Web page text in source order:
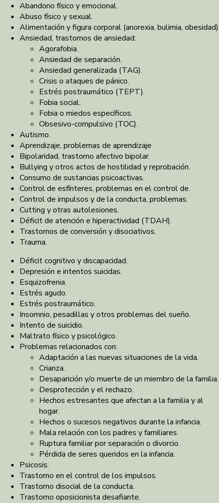
Abandono físico y emocional.
Abuso físico y sexual.
Alimentación y figura corporal (anorexia, bulimia, obesidad)
Ansiedad, trastornos de ansiedad:
Agorafobia.
Ansiedad de separación.
Ansiedad generalizada (TAG).
Crisis o ataques de pánico.
Estrés postraumático (TEPT).
Fobia social.
Fobia o miedos específicos.
Obsesivo-compulsivo (TOC).
Autismo.
Aprendizaje, problemas de aprendizaje
Bipolaridad, trastorno afectivo bipolar.
Bullying y otros actos de hostilidad y reprobación.
Consumo de sustancias psicoactivas.
Control de esfínteres, problemas en el control de.
Control de impulsos y de la conducta, problemas.
Cutting y otras autolesiones.
Déficit de atención e hiperactividad (TDAH).
Trastornos de conversión y disociativos.
Trauma.
Déficit cognitivo y discapacidad.
Depresión e intentos suicidas.
Esquizofrenia.
Estrés agudo.
Estrés postraumático.
Insomnio, pesadillas y otros problemas del sueño.
Intento de suicidio.
Maltrato físico y psicológico.
Problemas relacionados con:
Adaptación a las nuevas situaciones de la vida.
Crianza.
Desaparición y/o muerte de un miembro de la familia.
Desprotección y el rechazo.
Hechos estresantes que afectan a la familia y al
hogar.
Hechos o sucesos negativos durante la infancia.
Mala relación con los padres y familiares.
Ruptura familiar por separación o divorcio.
Pérdida de seres queridos en la infancia.
Psicosis.
Trastorno en el control de los impulsos.
Trastorno disocial de la conducta.
Trastorno oposicionista desafiante.